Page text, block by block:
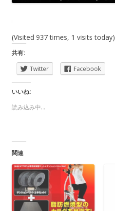
(Visited 937 times, 1 visits today)
共有:
Twitter
Facebook
いいね:
読み込み中...
関連